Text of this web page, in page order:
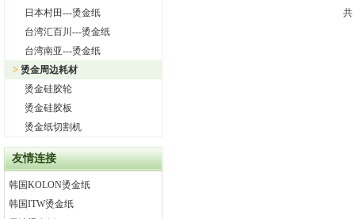
日本村田---烫金纸
台湾汇百川---烫金纸
台湾南亚---烫金纸
> 烫金周边耗材
烫金硅胶轮
烫金硅胶板
烫金纸切割机
友情连接
韩国KOLON烫金纸
韩国ITW烫金纸
共